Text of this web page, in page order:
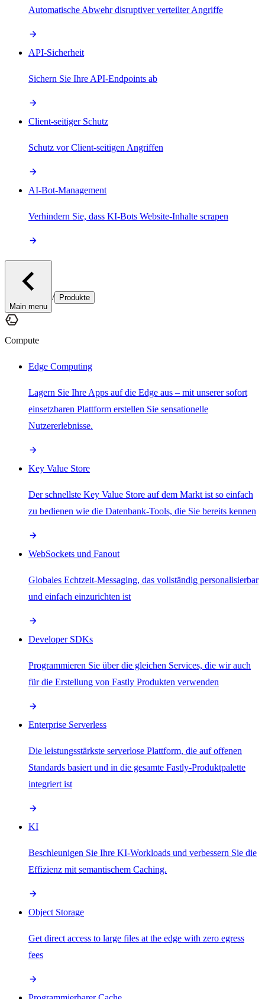
Automatische Abwehr disruptiver verteilter Angriffe
API-Sicherheit
Sichern Sie Ihre API-Endpoints ab
Client-seitiger Schutz
Schutz vor Client-seitigen Angriffen
AI-Bot-Management
Verhindern Sie, dass KI-Bots Website-Inhalte scrapen
Main menu
/ Produkte
Compute
Edge Computing
Lagern Sie Ihre Apps auf die Edge aus – mit unserer sofort
einsetzbaren Plattform erstellen Sie sensationelle
Nutzererlebnisse.
Key Value Store
Der schnellste Key Value Store auf dem Markt ist so einfach
zu bedienen wie die Datenbank-Tools, die Sie bereits kennen
WebSockets und Fanout
Globales Echtzeit-Messaging, das vollständig personalisierbar
und einfach einzurichten ist
Developer SDKs
Programmieren Sie über die gleichen Services, die wir auch
für die Erstellung von Fastly Produkten verwenden
Enterprise Serverless
Die leistungsstärkste serverlose Plattform, die auf offenen
Standards basiert und in die gesamte Fastly-Produktpalette
integriert ist
KI
Beschleunigen Sie Ihre KI-Workloads und verbessern Sie die
Effizienz mit semantischem Caching.
Object Storage
Get direct access to large files at the edge with zero egress
fees